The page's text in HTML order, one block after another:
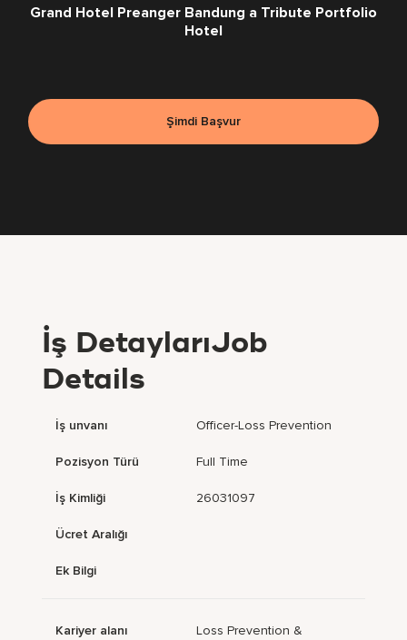
Grand Hotel Preanger Bandung a Tribute Portfolio
Hotel
Şimdi Başvur
İş DetaylarıJob
Details
İş unvanı Officer-Loss Prevention
Pozisyon Türü Full Time
İş Kimliği 26031097
Ücret Aralığı
Ek Bilgi
Kariyer alanı
Loss Prevention &